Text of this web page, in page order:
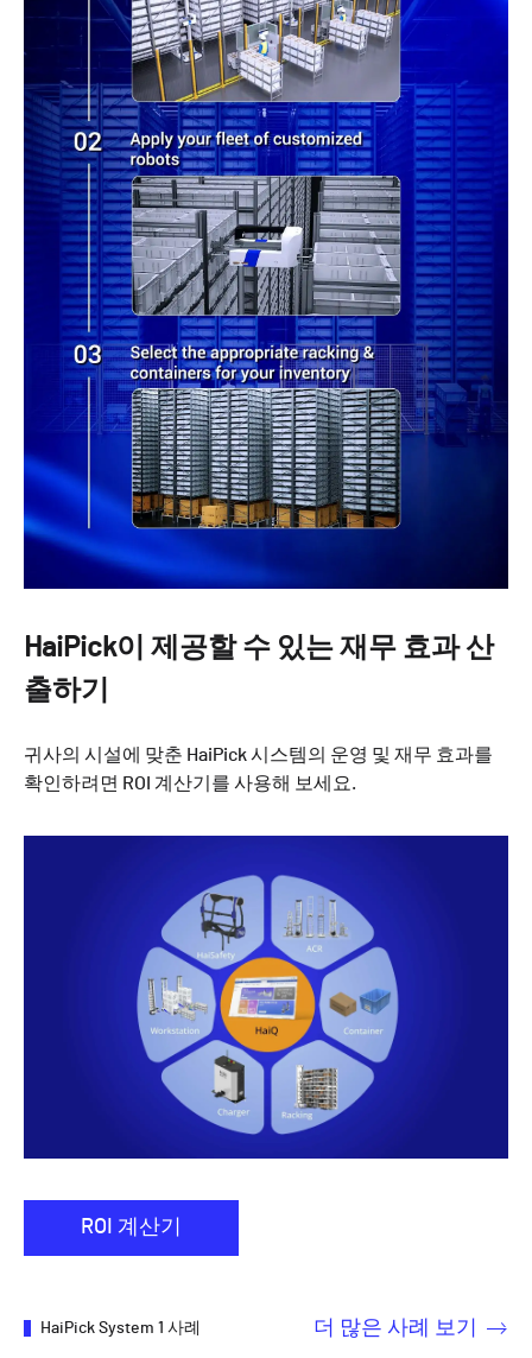
ROI 계산기
HaiPick이 제공할 수 있는 재무 효과 산
출하기
귀사의 시설에 맞춘 HaiPick 시스템의 운영 및 재무 효과를
확인하려면 ROI 계산기를 사용해 보세요.
HaiPick System 1 사례 더 많은 사례 보기